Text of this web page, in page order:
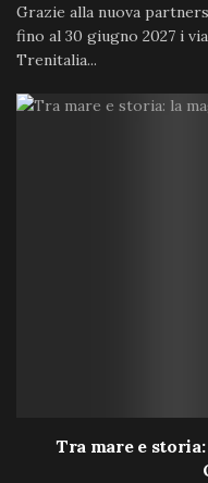
Grazie alla nuova
fino al 30 giugno 2027 i
Trenitalia...
Tra mare e